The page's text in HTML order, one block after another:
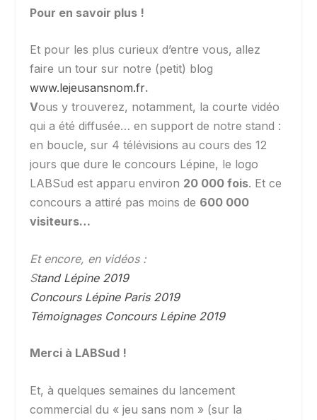
Pour en savoir plus !
Et pour les plus curieux d’entre vous, allez
faire un tour sur notre (petit) blog
www.lejeusansnom.fr.
Vous y trouverez, notamment, la courte vidéo
qui a été diffusée… en support de notre stand :
en boucle, sur 4 télévisions au cours des 12
jours que dure le concours Lépine, le logo
LABSud est apparu environ 20 000 fois. Et ce
concours a attiré pas moins de 600 000
visiteurs…
Et encore, en vidéos :
Stand Lépine 2019
Concours Lépine Paris 2019
Témoignages Concours Lépine 2019
Merci à LABSud !
Et, à quelques semaines du lancement
commercial du « jeu sans nom » (sur la